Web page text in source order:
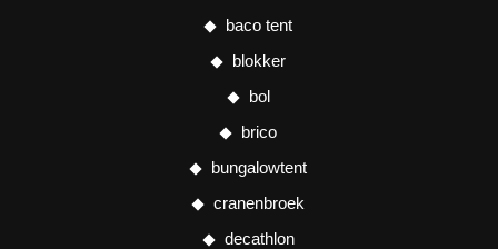
baco tent
blokker
bol
brico
bungalowtent
cranenbroek
decathlon